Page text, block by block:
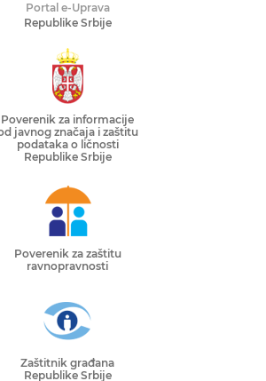
Portal e-Uprava
Republike Srbije
Poverenik za informacije
javnog značaja i zaštitu
podataka o ličnosti
Republike Srbije
Poverenik za zaštitu
ravnopravnosti
Zaštitnik građana
Republike Srbije